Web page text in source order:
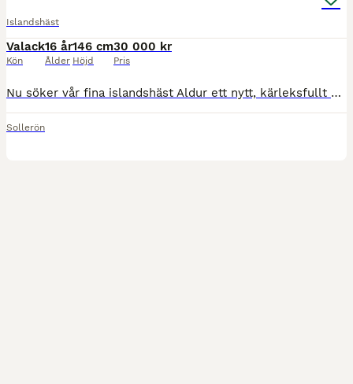
Islandshäst
Valack
Kön
16 år
Ålder
146 cm
Höjd
30 000 kr
Pris
Nu söker vår fina islandshäst Aldur ett nytt, kärleksfullt hem. Aldur är en 16-årig fyrgångsvalack på cirka 146 cm i mankhöjd. Han är en mycket snäll, social och trevlig häst som älskar att bli ompys
Sollerön